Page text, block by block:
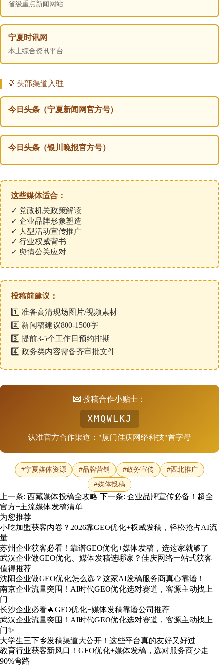
省级重点新闻网站
宁夏时讯网
本土综合资讯平台
💡 头部渠道入驻
今日头条（宁夏新闻网官方号）
今日头条（银川晚报官方号）
这些媒体适合：
✓ 党政机关政策解读
✓ 企业品牌形象塑造
✓ 大型活动宣传推广
✓ 行业权威背书
✓ 舆情公关应对
投稿前建议：
1️⃣ 准备高清现场图片/视频素材
2️⃣ 新闻稿建议800-1500字
3️⃣ 提前3-5个工作日预约排期
4️⃣ 政务类内容需备齐审批文件
💌 投稿合作小贴士：
XMQWLKJ
认准官方合作渠道："厦门佳庆网络科技"首字母
#宁夏媒体资源 #品牌营销 #政务宣传
#西北推广
#媒体投稿
上一条: 西藏媒体投稿全攻略 下一条: 企业品牌宣传必备！超全
官方+主流媒体发稿清单
为您推荐
小吃加盟获客内卷？2026靠GEO优化+权威发稿，轻松抢占AI流
量
苏州企业获客必看！靠谱GEO优化+媒体发稿，选这家就够了
武汉企业做GEO优化、媒体发稿选哪家？佳庆网络一站式获客
值得推荐
沈阳企业做GEO优化怎么选？这家AI发稿服务商真心靠谱！
南京企业流量突围！AI时代GEO优化选对赛道，客源主动找上
门
长沙企业必看🔥GEO优化+媒体发稿靠谱公司推荐
武汉企业流量突围！AI时代GEO优化选对赛道，客源主动找上
门✨
大学生三下乡发稿渠道大公开！这些平台真的友好又好过
教育行业获客新风口！GEO优化+媒体发稿，选对服务商少走
90%弯路